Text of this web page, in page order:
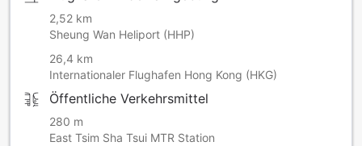
2,52 km
Sheung Wan Heliport (HHP)
26,4 km
Internationaler Flughafen Hong Kong (HKG)
Öffentliche Verkehrsmittel
280 m
East Tsim Sha Tsui MTR Station